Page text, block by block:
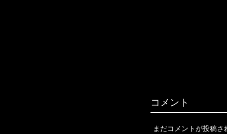
コメント
まだコメントが投稿さ